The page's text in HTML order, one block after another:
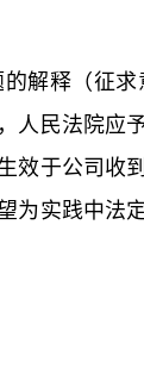
解释（征求
人民法院应
效于公司收
为实践中法